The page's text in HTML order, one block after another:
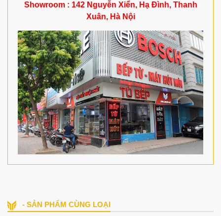
Showroom : 142 Nguyễn Xiển, Hạ Đình, Thanh
Xuân, Hà Nội
- SẢN PHẨM CÙNG LOẠI